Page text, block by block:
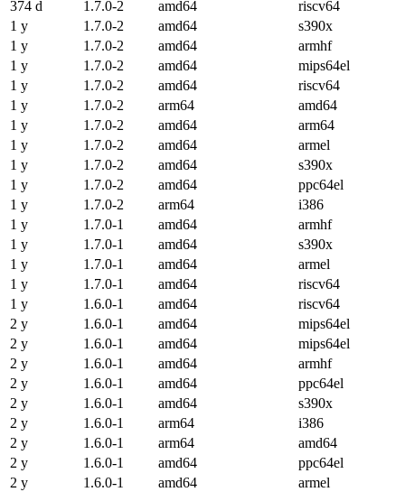
374 d
1.7.0-2 amd64
riscv64
1 y
1.7.0-2 amd64
s390x
1 y
1.7.0-2 amd64
armhf
1 y
1.7.0-2 amd64
mips64el
1 y
1.7.0-2 amd64
riscv64
1 y
1.7.0-2 arm64
amd64
1 y
1.7.0-2 amd64
arm64
1 y
1.7.0-2 amd64
armel
1 y
1.7.0-2 amd64
s390x
1 y
1.7.0-2 amd64
ppc64el
1 y
1.7.0-2 arm64
i386
1 y
1.7.0-1 amd64
armhf
1 y
1.7.0-1 amd64
s390x
1 y
1.7.0-1 amd64
armel
1 y
1.7.0-1 amd64
riscv64
1 y
1.6.0-1 amd64
riscv64
2 y
1.6.0-1 amd64
mips64el
2 y
1.6.0-1 amd64
mips64el
2 y
1.6.0-1 amd64
armhf
2 y
1.6.0-1 amd64
ppc64el
2 y
1.6.0-1 amd64
s390x
2 y
1.6.0-1 arm64
i386
2 y
1.6.0-1 arm64
amd64
2 y
1.6.0-1 amd64
ppc64el
2 y
1.6.0-1 amd64
armel